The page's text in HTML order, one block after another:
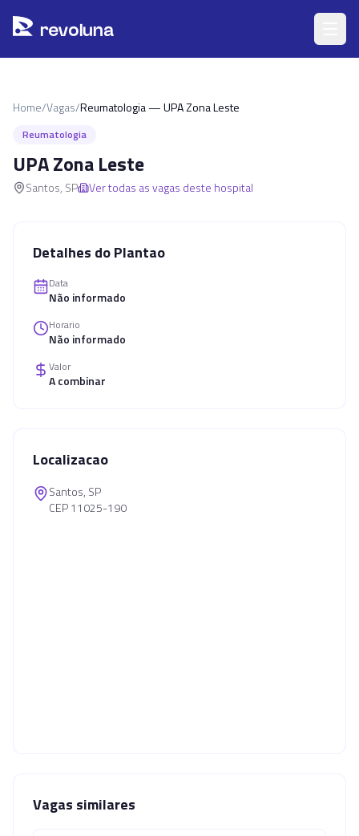
revoluna
Home/Vagas/Reumatologia — UPA Zona Leste
Reumatologia
UPA Zona Leste
Santos, SP Ver todas as vagas deste hospital
Detalhes do Plantao
Data
Não informado
Horario
Não informado
Valor
A combinar
Localizacao
Santos, SP
CEP 11025-190
Vagas similares